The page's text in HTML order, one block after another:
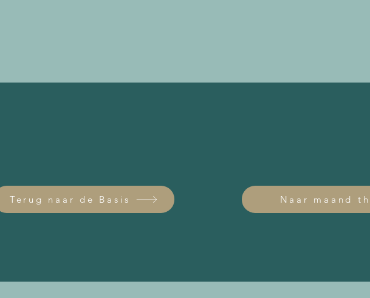
Terug naar de Basis Naar maand